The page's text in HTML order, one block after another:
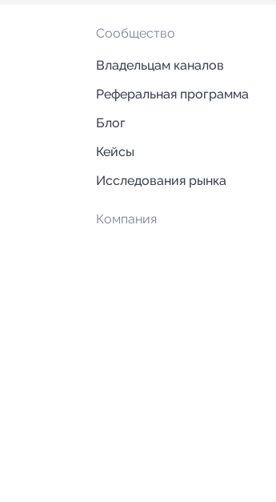
Сообщество
Владельцам каналов
Реферальная программа
Блог
Кейсы
Исследования рынка
Компания